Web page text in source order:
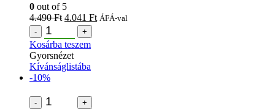
0 out of 5
4.490Ft 4.041 Ft ÁFÁ-val
-
+
Kosárba teszem
Gyorsnézet
Kívánságlistába
-10%
- +